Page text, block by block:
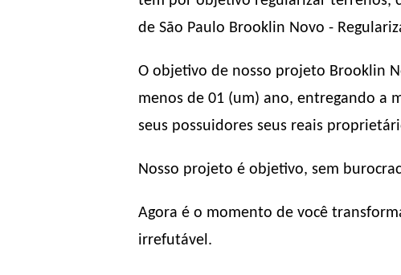
de São Paulo Brooklin Novo -
O objetivo de nosso projeto Brooklin
menos de 01 (um) ano, entregando a
seus possuidores seus reais
Nosso projeto é objetivo, sem
Agora é o momento de você
irrefutável.